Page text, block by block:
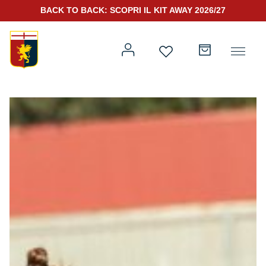
Prima squadra
Genoa for Special
Kit Gara 2026/27
BACK TO BACK: SCOPRI IL KIT AWAY 2026/27